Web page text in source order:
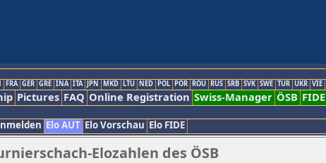
FRA GER GRE INA ITA JPN MKD LTU NED POL POR ROU RUS SRB SVK SWE TUR UKR VIE
Pictures FAQ Online Registration Swiss-Manager ÖSB FIDE
Elo AUT Elo Vorschau Elo FIDE
Elozahlen des ÖSB